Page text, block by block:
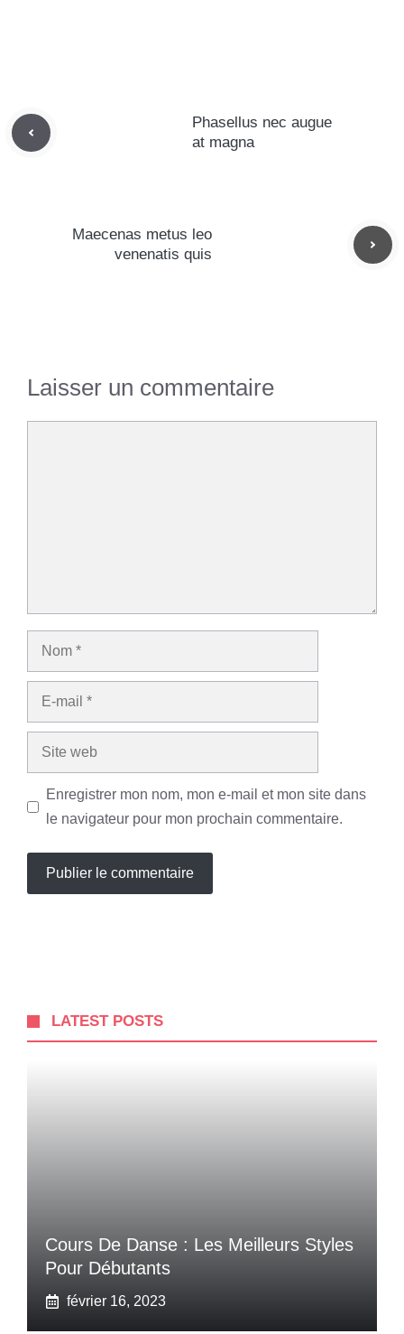
Phasellus nec augue
at magna
Maecenas metus leo
venenatis quis
Laisser un commentaire
Nom
Site
Enregistrer mon nom, mon e-mail et mon site dans
le navigateur pour mon prochain commentaire.
LATEST POSTS
Cours De Danse : Les Meilleurs Styles
Pour Débutants
février 16, 2023